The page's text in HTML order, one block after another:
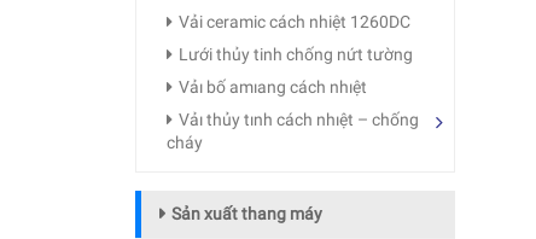
Vải ceramic cách nhiệt 1260DC
Lưới thủy tinh chống nứt tường
Vảı bố amıang cách nhıệt
Vảı thủy tınh cách nhıệt – chống
cháy
Sản xuất thang máy